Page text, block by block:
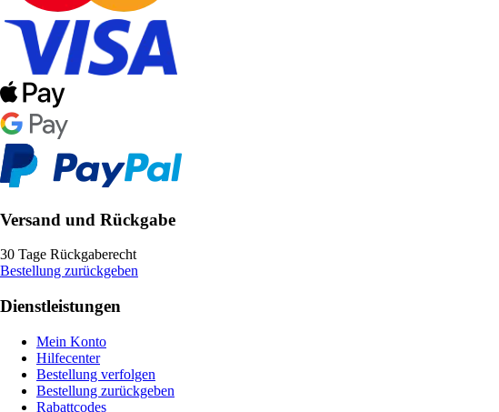
Versand und Rückgabe
30 Tage Rückgaberecht
Bestellung zurückgeben
Dienstleistungen
Mein Konto
Hilfecenter
Bestellung verfolgen
Bestellung zurückgeben
Rabattcodes